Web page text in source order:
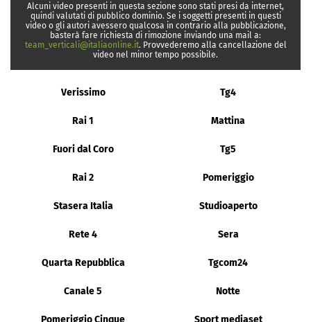
Alcuni video presenti in questa sezione sono stati presi da internet,
quindi valutati di pubblico dominio. Se i soggetti presenti in questi
video o gli autori avessero qualcosa in contrario alla pubblicazione,
basterà fare richiesta di rimozione inviando una mail a:
team_verticali@italiaonline.it. Provvederemo alla cancellazione del
video nel minor tempo possibile.
Verissimo Tg4
Rai 1 Mattina
Fuori dal Coro Tg5
Rai 2 Pomeriggio
Stasera Italia Studioaperto
Rete 4 Sera
Quarta Repubblica Tgcom24
Canale 5 Notte
Pomeriggio Cinque Sport mediaset